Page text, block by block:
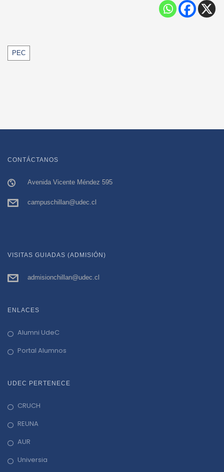
Tags
PEC
CONTÁCTANOS
Avenida Vicente Méndez 595
campuschillan@udec.cl
VISITAS GUIADAS (ADMISIÓN)
admisionchillan@udec.cl
ENLACES
Alumni UdeC
Portal Alumnos
UDEC PERTENECE
CRUCH
REUNA
AUR
Universia